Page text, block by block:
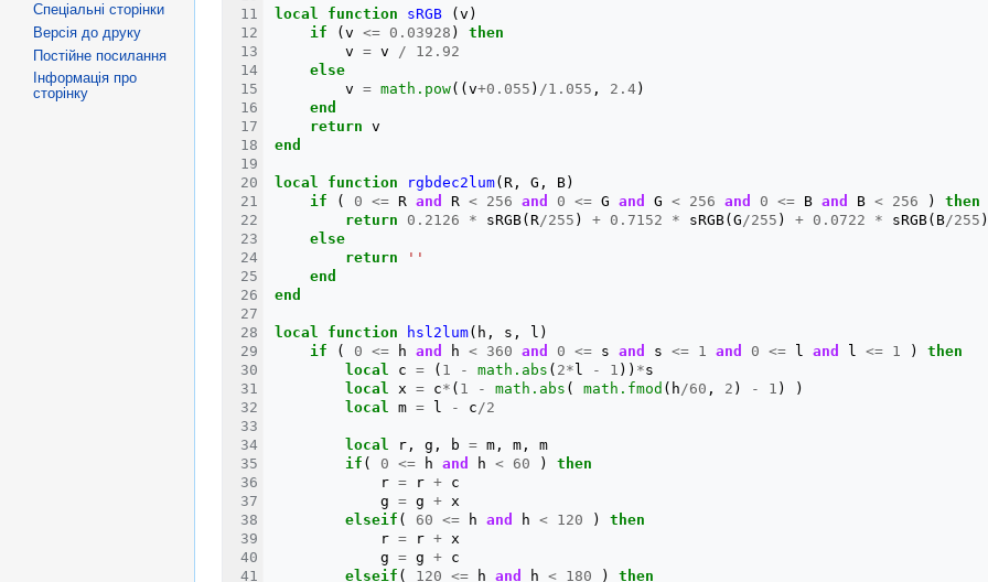
local function sRGB ( v )
if
( v <= 0.03928 )
then
v = v /
12.92
else
v = math.pow(( v+0.055 ) /1.055 , 2.4)
end
return v
end
local function rgbdec2lum( R, G , B)
if
( 0 <= R and R < 256 and 0 <= G and G < 256 and 0 <= B and B < 256 )
then
return
0.2126 * sRGB( R/255 ) + 0.7152 * sRGB( G /255 ) + 0.0722 * sRGB( B/255 )
else
return
''
end
end
local function hsl2lum( h , s , l )
if
( 0 <= h and h < 360 and 0 <= s and s <= 1 and 0 <= l and l <= 1 )
then
local
c = ( 1 - math.abs ( 2* l - 1 )) *s
local
x = c* ( 1 - math.abs ( math.fmod ( h /60 , 2 ) - 1 )
)
local
m = l - c /2
local r, g , b = m, m,
m
if ( 0 <= h and h < 60 )
then
r = r +
c
g = g +
x
elseif ( 60 <= h and h < 120 )
then
r = r +
x
g = g +
c
elseif ( 120 <= h and h < 180 ) then
Спеціальні сторінки
Версія до друку
Постійне посилання
Інформація про
сторінку